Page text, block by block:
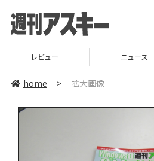
レビュー ニュース
home > 拡大画像